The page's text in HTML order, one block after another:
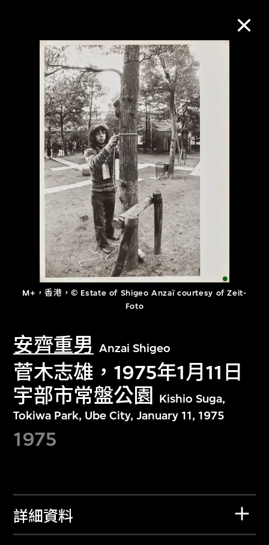
M+，香港，© Estate of Shigeo Anzaï courtesy of Zeit-
Foto
安齊重男 Anzai Shigeo
菅木志雄，1975年1月11日
宇部市常盤公園
Kishio Suga,
Tokiwa Park, Ube City, January 11, 1975
1975
詳細資料
M+藏品
進一步篩選
關於M+藏品
探索世界頂級的二十及二十一世紀視覺
文化藏品。